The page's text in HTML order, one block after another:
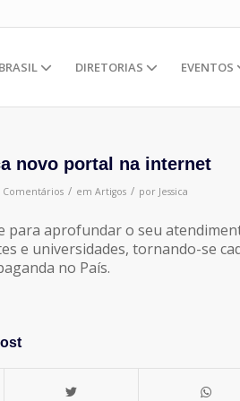
DIRETORIAS EVENTOS
novo portal na internet
Comentários / em Artigos / por Jessica
para aprofundar o seu
e universidades, tornando-se
no País.